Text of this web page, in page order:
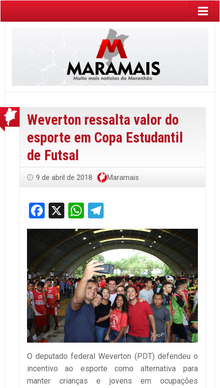
Weverton ressalta valor do
esporte em Copa Estudantil
de Futsal
9 de abril de 2018 Maramais
Facebook
X WhatsApp
O deputado federal Weverton (PDT) defendeu o
incentivo ao esporte como alternativa para
manter crianças e jovens em ocupações